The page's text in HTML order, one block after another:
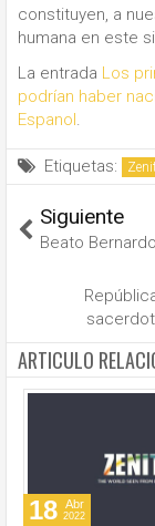
constituyen, a
humana en este
La entrada Los
podrían haber
Espanol
Etiquetas:
Siguiente
Beato
ARTICULO
18 Abr
2022